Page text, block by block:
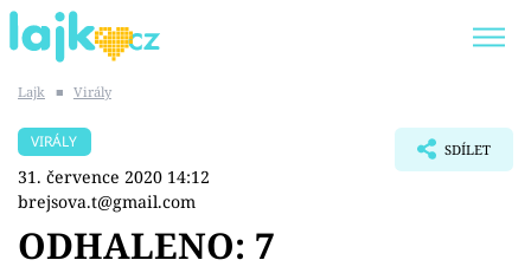
SHOPAHOLICADEL
Lajk ■ Virály
VIRÁLY
31. července 2020 14:12
brejsova.t@gmail.com
SDÍLET
ODHALENO: 7